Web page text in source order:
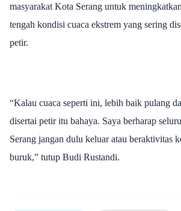
masyarakat Kota Serang untuk
tengah kondisi cuaca ekstrem yang sering
petir.
“Kalau cuaca seperti ini, lebih baik pulang
disertai petir itu bahaya. Saya berharap
Serang jangan dulu keluar atau beraktivitas
buruk,” tutup Budi Rustandi.